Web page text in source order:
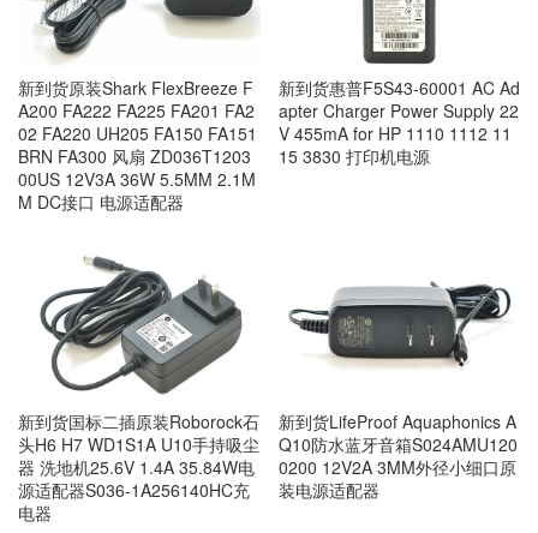
新到货原装Shark FlexBreeze F
A200 FA222 FA225 FA201 FA2
02 FA220 UH205 FA150 FA151
BRN FA300 风扇 ZD036T1203
00US 12V3A 36W 5.5MM 2.1M
M DC接口 电源适配器
新到货惠普F5S43-60001 AC Ad
apter Charger Power Supply 22
V 455mA for HP 1110 1112 11
15 3830 打印机电源
新到货国标二插原装Roborock石
头H6 H7 WD1S1A U10手持吸尘
器 洗地机25.6V 1.4A 35.84W电
源适配器S036-1A256140HC充
电器
新到货LifeProof Aquaphonics A
Q10防水蓝牙音箱S024AMU120
0200 12V2A 3MM外径小细口原
装电源适配器